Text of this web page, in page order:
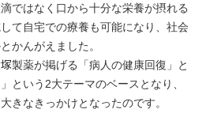
ではなく口から十分な栄養が摂れる
て自宅での療養も可能になり、社会
かんがえました。
塚製薬が掲げる「病人の健康回復」と
という2大テーマのベースとなり、
きなきっかけとなったのです。